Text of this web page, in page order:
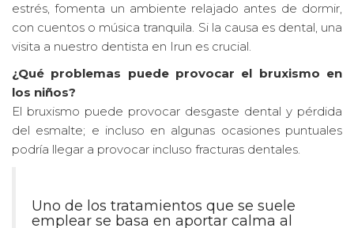
estrés, fomenta un ambiente relajado antes de dormir,
con cuentos o música tranquila. Si la causa es dental, una
visita a nuestro dentista en Irun es crucial.
¿Qué problemas puede provocar el bruxismo en
los niños?
El bruxismo puede provocar desgaste dental y pérdida
del esmalte; e incluso en algunas ocasiones puntuales
podría llegar a provocar incluso fracturas dentales.
Uno de los tratamientos que se suele
emplear se basa en aportar calma al